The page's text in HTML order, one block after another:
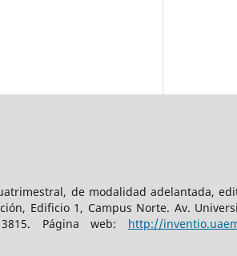
de modalidad adelantada,
Edificio 1, Campus Norte. Av.
Página web: http://